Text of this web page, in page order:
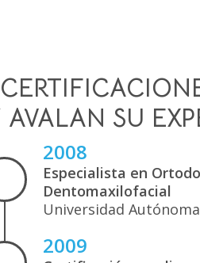
SU
2008
Especialista en
Dentomaxilofacial
Universidad
2009